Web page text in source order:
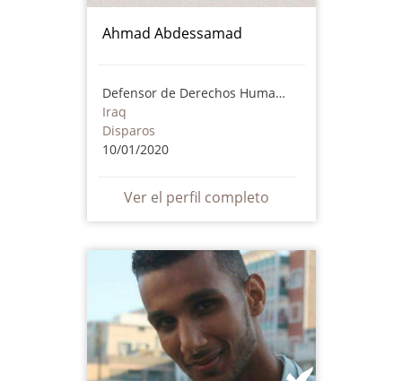
Ahmad Abdessamad
Defensor de Derechos Humanos
Iraq
Disparos
10/01/2020
Ver el perfil completo